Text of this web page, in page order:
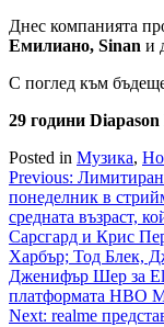
Днес компанията
Емилиано, Sinan и
С поглед към
29 години
Posted in Музика,
Навигация
Previous:
понеделник в
средната възраст,
Сарсгард и Крис
Харбър; Тод Блек,
Дженифър Шер за
платформата HBO
Next: realme